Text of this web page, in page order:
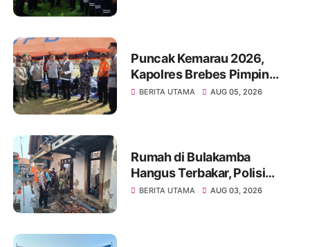
Puncak Kemarau 2026,
Kapolres Brebes Pimpin
Apel Siaga Bencana
BERITA UTAMA AUG 05, 2026
Rumah di Bulakamba
Hangus Terbakar, Polisi
Selidiki Dugaan Bara Obat
BERITA UTAMA AUG 03, 2026